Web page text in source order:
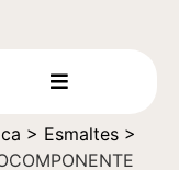
> Esmaltes >